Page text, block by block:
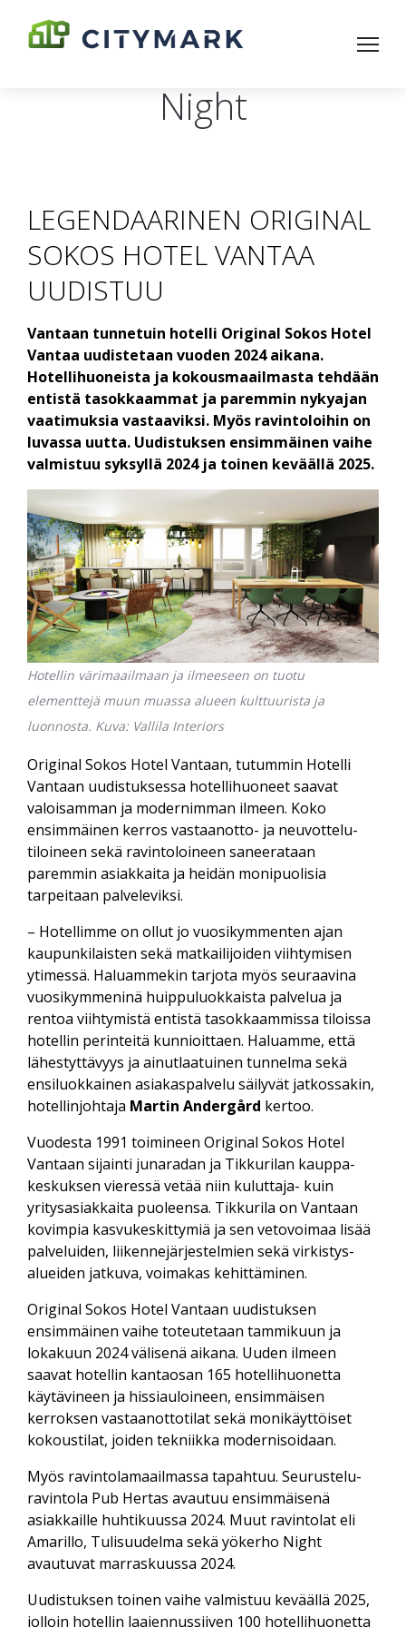
Night
LEGENDAARINEN ORIGINAL
SOKOS HOTEL VANTAA
UUDISTUU
Vantaan tunnetuin hotelli Original Sokos Hotel
Vantaa uudistetaan vuoden 2024 aikana.
Hotelli­huoneista ja kokous­maailmasta tehdään
entistä tasokkaammat ja paremmin nyky­ajan
vaatimuksia vastaaviksi. Myös ravintoloihin on
luvassa uutta. Uudistuksen ensimmäinen vaihe
valmistuu syksyllä 2024 ja toinen keväällä 2025.
Hotellin värimaailmaan ja ilmeeseen on tuotu
elementtejä muun muassa alueen kulttuurista ja
luonnosta. Kuva: Vallila Interiors
Original Sokos Hotel Vantaan, tutummin Hotelli
Vantaan uudistuksessa hotelli­huoneet saavat
valoisamman ja modernimman ilmeen. Koko
ensimmäinen kerros vastaan­otto- ja neuvottelu­
tiloineen sekä ravintoloineen saneerataan
paremmin asiakkaita ja heidän moni­puolisia
tarpeitaan palveleviksi.
– Hotellimme on ollut jo vuosi­kymmenten ajan
kaupunkilaisten sekä matkailijoiden viihtymisen
ytimessä. Haluammekin tarjota myös seuraavina
vuosi­kymmeninä huippu­luokkaista palvelua ja
rentoa viihtymistä entistä tasokkaammissa tiloissa
hotellin perinteitä kunnioittaen. Haluamme, että
lähestyttävyys ja ainut­laatuinen tunnelma sekä
ensi­luokkainen asiakas­palvelu säilyvät jatkossakin,
hotellinjohtaja Martin Andergård kertoo.
Vuodesta 1991 toimineen Original Sokos Hotel
Vantaan sijainti juna­radan ja Tikkurilan kauppa­
keskuksen vieressä vetää niin kuluttaja- kuin
yritys­asiakkaita puoleensa. Tikkurila on Vantaan
kovimpia kasvu­keskittymiä ja sen veto­voimaa lisää
palveluiden, liikenne­järjestelmien sekä virkistys­
alueiden jatkuva, voimakas kehittäminen.
Original Sokos Hotel Vantaan uudistuksen
ensimmäinen vaihe toteutetaan tammikuun ja
lokakuun 2024 välisenä aikana. Uuden ilmeen
saavat hotellin kantaosan 165 hotelli­huonetta
käytävineen ja hissi­auloineen, ensimmäisen
kerroksen vastaan­ottotilat sekä moni­käyttöiset
kokous­tilat, joiden tekniikka modernisoidaan.
Myös ravintola­maailmassa tapahtuu. Seurustelu­
ravintola Pub Hertas avautuu ensimmäisenä
asiakkaille huhtikuussa 2024. Muut ravintolat eli
Amarillo, Tulisuudelma sekä yökerho Night
avautuvat marraskuussa 2024.
Uudistuksen toinen vaihe valmistuu keväällä 2025,
jolloin hotellin laajennus­siiven 100 hotelli­huonetta